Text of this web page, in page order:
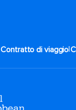
Contratto di viaggio|